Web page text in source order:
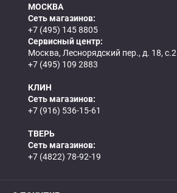
МОСКВА
Сеть магазинов:
+7 (495) 145 8805
Сервисный центр:
Москва, Леснорядский пер., д. 18, с.2
+7 (495) 109 2883
КЛИН
Сеть магазинов:
+7 (916) 536-15-61
ТВЕРЬ
Сеть магазинов:
+7 (4822) 78-92-19